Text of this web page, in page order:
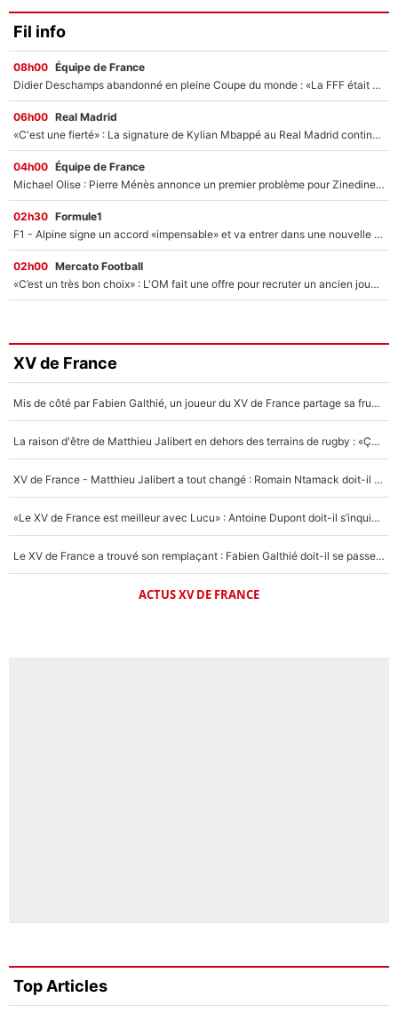
Fil info
08h00 Équipe de France
Didier Deschamps abandonné en pleine Coupe du monde : «La FFF était déjà passée à Zinedine Zidane»
06h00 Real Madrid
«C'est une fierté» : La signature de Kylian Mbappé au Real Madrid continue de régaler l'Espagne
04h00 Équipe de France
Michael Olise : Pierre Ménès annonce un premier problème pour Zinedine Zidane en équipe de France
02h30 Formule1
F1 - Alpine signe un accord «impensable» et va entrer dans une nouvelle dimension : Grande nouvelle pour Pierre Gasly !
02h00 Mercato Football
«C’est un très bon choix» : L'OM fait une offre pour recruter un ancien joueur du PSG... et c'est validé dans l'After Foot !
XV de France
Mis de côté par Fabien Galthié, un joueur du XV de France partage sa frustration : «ils ne me l’ont pas dit tout de suite»
La raison d'être de Matthieu Jalibert en dehors des terrains de rugby : «Ça m'atteint autant que si tu touches à un membre de ma famille»
XV de France - Matthieu Jalibert a tout changé : Romain Ntamack doit-il s’inquiéter pour sa place à un an de la Coupe du monde ?
«Le XV de France est meilleur avec Lucu» : Antoine Dupont doit-il s’inquiéter pour sa place ?
Le XV de France a trouvé son remplaçant : Fabien Galthié doit-il se passer d'Antoine Dupont ?
ACTUS XV DE FRANCE
Top Articles